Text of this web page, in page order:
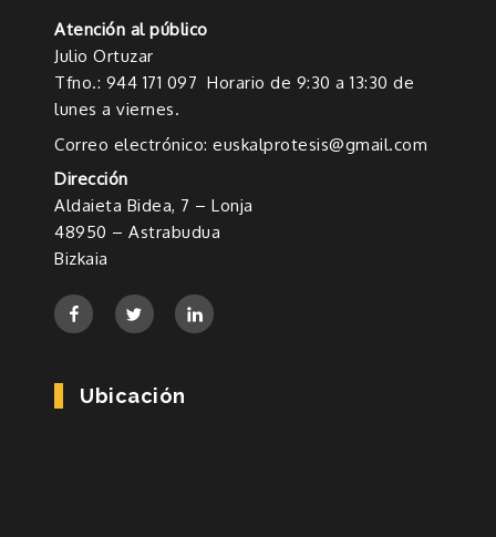
Atención al público
Julio Ortuzar
Tfno.: 944 171 097 Horario de 9:30 a 13:30 de
lunes a viernes.
Correo electrónico: euskalprotesis@gmail.com
Dirección
Aldaieta Bidea, 7 – Lonja
48950 – Astrabudua
Bizkaia
Ubicación